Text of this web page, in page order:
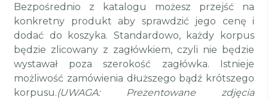
Bezpośrednio z katalogu możesz przejść na
konkretny produkt aby sprawdzić jego cenę i
dodać do koszyka. Standardowo, każdy korpus
będzie zlicowany z zagłówkiem, czyli nie będzie
wystawał poza szerokość zagłówka. Istnieje
możliwość zamówienia dłuższego bądź krótszego
korpusu.(UWAGA: Prezentowane zdjęcia